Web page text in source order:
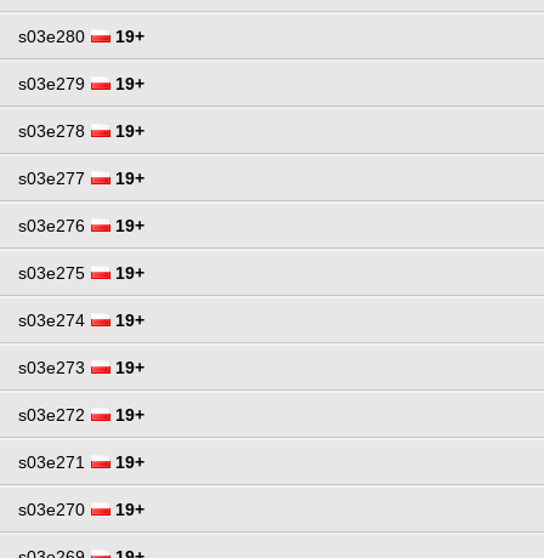
s03e280 19+
s03e279 19+
s03e278 19+
s03e277 19+
s03e276 19+
s03e275 19+
s03e274 19+
s03e273 19+
s03e272 19+
s03e271 19+
s03e270 19+